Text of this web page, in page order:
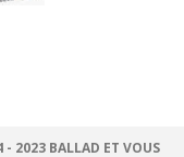
BALLAD ET VOUS